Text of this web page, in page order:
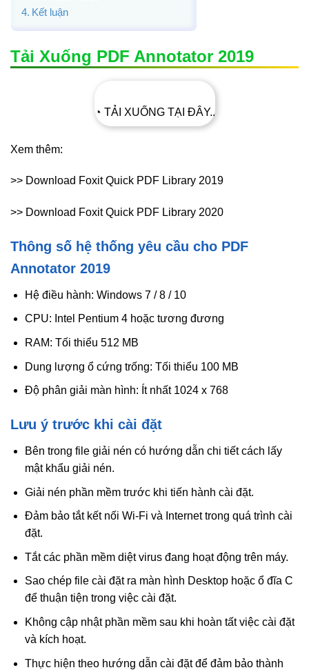
Kết luận
Tải Xuống PDF Annotator 2019
◔ TẢI XUỐNG TẠI ĐÂY..
Xem thêm:
>> Download Foxit Quick PDF Library 2019
>> Download Foxit Quick PDF Library 2020
Thông số hệ thống yêu cầu cho PDF
Annotator 2019
Hệ điều hành: Windows 7 / 8 / 10
CPU: Intel Pentium 4 hoặc tương đương
RAM: Tối thiểu 512 MB
Dung lượng ổ cứng trống: Tối thiểu 100 MB
Độ phân giải màn hình: Ít nhất 1024 x 768
Lưu ý trước khi cài đặt
Bên trong file giải nén có hướng dẫn chi tiết cách lấy
mật khẩu giải nén.
Giải nén phần mềm trước khi tiến hành cài đặt.
Đảm bảo tắt kết nối Wi-Fi và Internet trong quá trình cài
đặt.
Tắt các phần mềm diệt virus đang hoạt động trên máy.
Sao chép file cài đặt ra màn hình Desktop hoặc ổ đĩa C
để thuận tiện trong việc cài đặt.
Không cập nhật phần mềm sau khi hoàn tất việc cài đặt
và kích hoạt.
Thực hiện theo hướng dẫn cài đặt để đảm bảo thành